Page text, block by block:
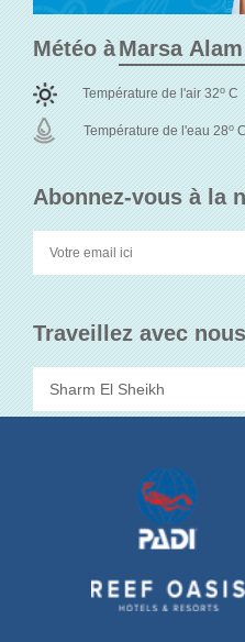
Abonnez-vous à la
Traveillez avec nous
Météo à
Température de l'air 32o C
Température de l'eau 28o C